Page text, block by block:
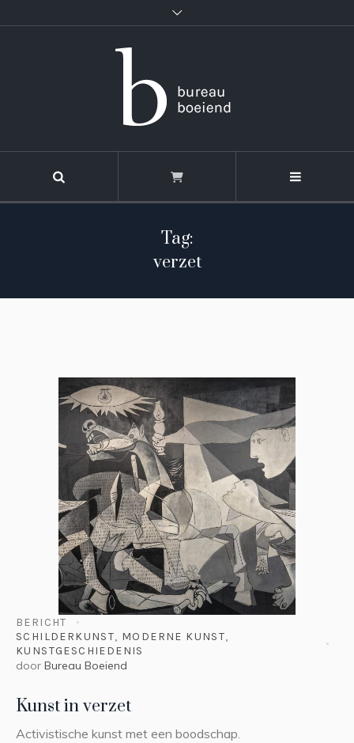
Tag:
verzet
BERICHT
SCHILDERKUNST, MODERNE KUNST,
KUNSTGESCHIEDENIS
door Bureau Boeiend
Kunst in verzet
Activistische kunst met een boodschap.